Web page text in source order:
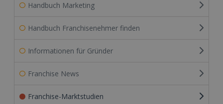
Handbuch Marketing
Handbuch Franchisenehmer finden
Informationen für Gründer
Franchise News
Franchise-Marktstudien